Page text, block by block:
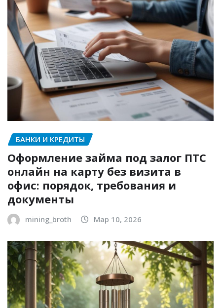
БАНКИ И КРЕДИТЫ
Оформление займа под залог ПТС
онлайн на карту без визита в
офис: порядок, требования и
документы
mining_broth Мар 10, 2026